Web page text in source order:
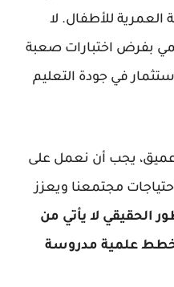
العمرية للأطفال. لا
بفرض اختبارات صعبة
في جودة التعليم
عميق، يجب أن نعمل على
مجتمعنا ويعزز
الحقيقي لا يأتي من
خطط علمية مدروسة